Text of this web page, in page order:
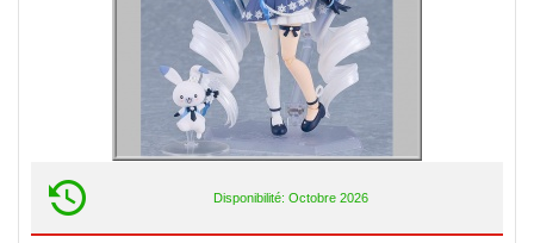
Disponibilité: Octobre 2026